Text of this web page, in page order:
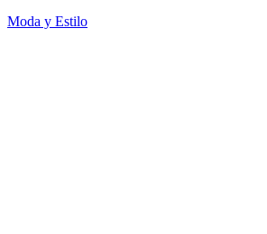
Moda y Estilo